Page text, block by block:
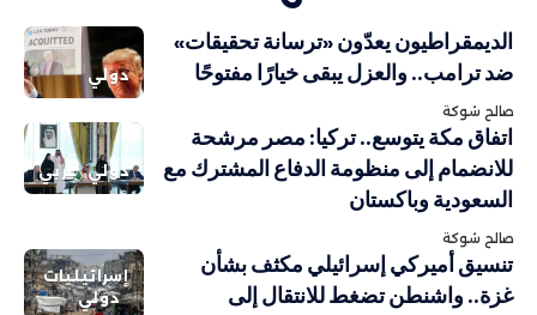
دولي
الديمقراطيون يعدّون «ترسانة تحقيقات»
ضد ترامب.. والعزل يبقى خيارًا مفتوحًا
صالح شوكة
دولي عربي
اتفاق مكة يتوسع.. تركيا: مصر مرشحة
للانضمام إلى منظومة الدفاع المشترك مع
السعودية وباكستان
صالح شوكة
إسرائيليات
دولي
تنسيق أميركي إسرائيلي مكثف بشأن
غزة.. واشنطن تضغط للانتقال إلى